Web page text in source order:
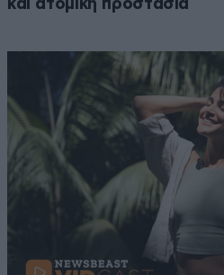
και ατομική προστασία